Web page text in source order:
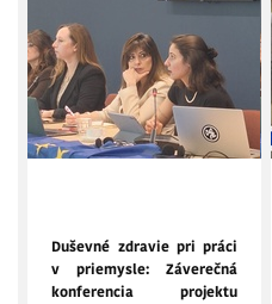
Duševné zdravie pri práci
v priemysle: Záverečná
konferencia projektu